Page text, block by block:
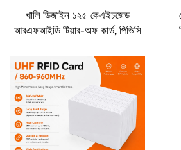
খালি ডিজাইন ১২৫ কেএইচজেড
আরএফআইডি টিয়ার-অফ কার্ড, পিভিসি
প্রবেশ কার্ড (ইভেন্ট, কনসার্ট, উৎসব ও
অ্যাক্সেসের জন্য)